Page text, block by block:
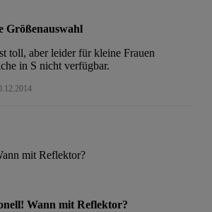
Größenauswahl
toll, aber leider für kleine Frauen
in S nicht verfügbar.
mit Reflektor?
Wann mit Reflektor?